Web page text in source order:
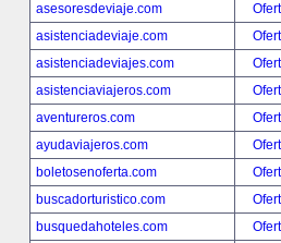
asesoresdeviaje.com
asistenciadeviaje.com
asistenciadeviajes.com
asistenciaviajeros.com
aventureros.com
ayudaviajeros.com
boletosenoferta.com
buscadorturistico.com
busquedahoteles.com